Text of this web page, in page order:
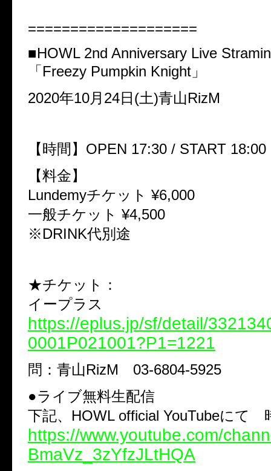
====================
■HOWL 2nd Anniversary Live
「Freezy Pumpkin Knight」
2020年10月24日(土)青山RizM
【時間】OPEN 17:30 / START 18:00
【料金】
Lundemyチケット ¥6,000
一般チケット ¥4,500
※DRINK代別途
★チケット：
イープラス
https://eplus.jp/sf/detail/
0001P021001?P1=1221
問：青山RizM 03-6804-5925
●ライブ無料生配信
下記、HOWL official YouTubeにて
https://www.youtube.com/
BmaVz_3zYfzJLtHQA